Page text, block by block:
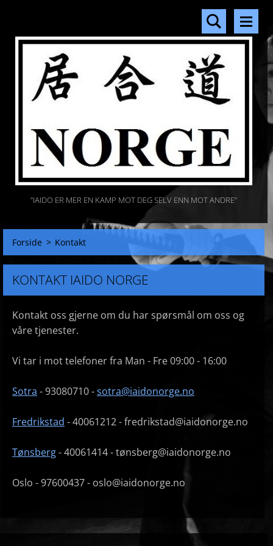
”IAIDO ER MER EN KAMP MOT DEG SELV ENN MOT ANDRE”
Forside > Kontakt
KONTAKT IAIDO NORGE
Kontakt oss gjerne om du har spørsmål om oss og
våre tjenester.
Vi tar i mot telefoner fra Man - Fre 09:00 - 16:00
Sotra - 93080710 -sotra@iaidonorge.no
Fredrikstad - 40061212 - fredrikstad@iaidonorge.no
Tønsberg- 40061414 - tønsberg@iaidonorge.no
Oslo - 97600437 - oslo@iaidonorge.no